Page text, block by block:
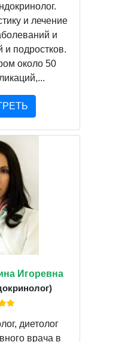
и лечение
и
и подростков.
около 50
Игоревна
диетолог
врача в